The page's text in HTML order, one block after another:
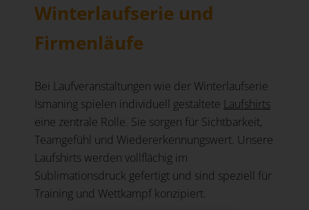
Winterlaufserie und
Firmenläufe
Bei Laufveranstaltungen wie der Winterlaufserie
Ismaning spielen individuell gestaltete Laufshirts
eine zentrale Rolle. Sie sorgen für Sichtbarkeit,
Teamgefühl und Wiedererkennungswert. Unsere
Laufshirts werden vollflächig im
Sublimationsdruck gefertigt und sind speziell für
Training und Wettkampf konzipiert.